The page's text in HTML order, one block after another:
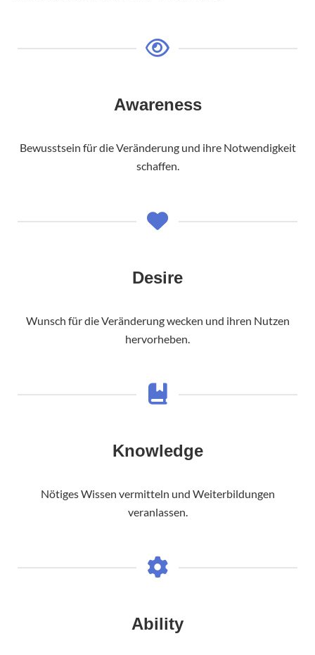
Awareness
Bewusstsein für die Veränderung und ihre Notwendigkeit
schaffen.
Desire
Wunsch für die Veränderung wecken und ihren Nutzen
hervorheben.
Knowledge
Nötiges Wissen vermitteln und Weiterbildungen
veranlassen.
Ability